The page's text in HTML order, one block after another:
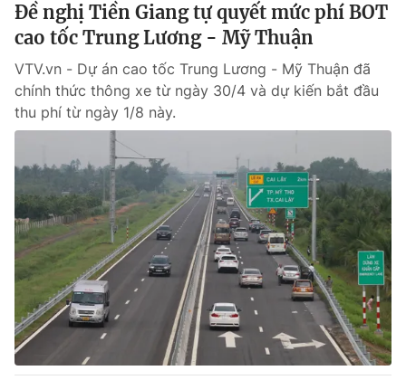
Đề nghị Tiền Giang tự quyết mức phí BOT
cao tốc Trung Lương - Mỹ Thuận
VTV.vn - Dự án cao tốc Trung Lương - Mỹ Thuận đã
chính thức thông xe từ ngày 30/4 và dự kiến bắt đầu
thu phí từ ngày 1/8 này.